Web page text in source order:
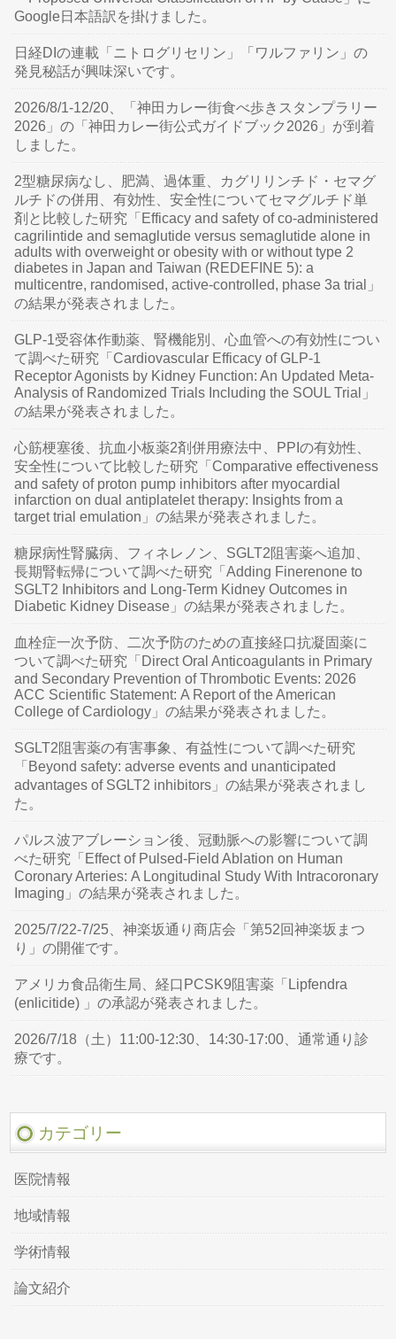
Google日本語訳を掛けました。
日経DIの連載「ニトログリセリン」「ワルファリン」の
発見秘話が興味深いです。
2026/8/1-12/20、「神田カレー街食べ歩きスタンプラリー
2026」の「神田カレー街公式ガイドブック2026」が到着
しました。
2型糖尿病なし、肥満、過体重、カグリリンチド・セマグ
ルチドの併用、有効性、安全性についてセマグルチド単
剤と比較した研究「Efficacy and safety of co-administered
cagrilintide and semaglutide versus semaglutide alone in
adults with overweight or obesity with or without type 2
diabetes in Japan and Taiwan (REDEFINE 5): a
multicentre, randomised, active-controlled, phase 3a trial」
の結果が発表されました。
GLP-1受容体作動薬、腎機能別、心血管への有効性につい
て調べた研究「Cardiovascular Efficacy of GLP-1
Receptor Agonists by Kidney Function: An Updated Meta-
Analysis of Randomized Trials Including the SOUL Trial」
の結果が発表されました。
心筋梗塞後、抗血小板薬2剤併用療法中、PPIの有効性、
安全性について比較した研究「Comparative effectiveness
and safety of proton pump inhibitors after myocardial
infarction on dual antiplatelet therapy: Insights from a
target trial emulation」の結果が発表されました。
糖尿病性腎臓病、フィネレノン、SGLT2阻害薬へ追加、
長期腎転帰について調べた研究「Adding Finerenone to
SGLT2 Inhibitors and Long-Term Kidney Outcomes in
Diabetic Kidney Disease」の結果が発表されました。
血栓症一次予防、二次予防のための直接経口抗凝固薬に
ついて調べた研究「Direct Oral Anticoagulants in Primary
and Secondary Prevention of Thrombotic Events: 2026
ACC Scientific Statement: A Report of the American
College of Cardiology」の結果が発表されました。
SGLT2阻害薬の有害事象、有益性について調べた研究
「Beyond safety: adverse events and unanticipated
advantages of SGLT2 inhibitors」の結果が発表されまし
た。
パルス波アブレーション後、冠動脈への影響について調
べた研究「Effect of Pulsed-Field Ablation on Human
Coronary Arteries: A Longitudinal Study With Intracoronary
Imaging」の結果が発表されました。
2025/7/22-7/25、神楽坂通り商店会「第52回神楽坂まつ
り」の開催です。
アメリカ食品衛生局、経口PCSK9阻害薬「Lipfendra
(enlicitide) 」の承認が発表されました。
2026/7/18（土）11:00-12:30、14:30-17:00、通常通り診
療です。
カテゴリー
医院情報
地域情報
学術情報
論文紹介